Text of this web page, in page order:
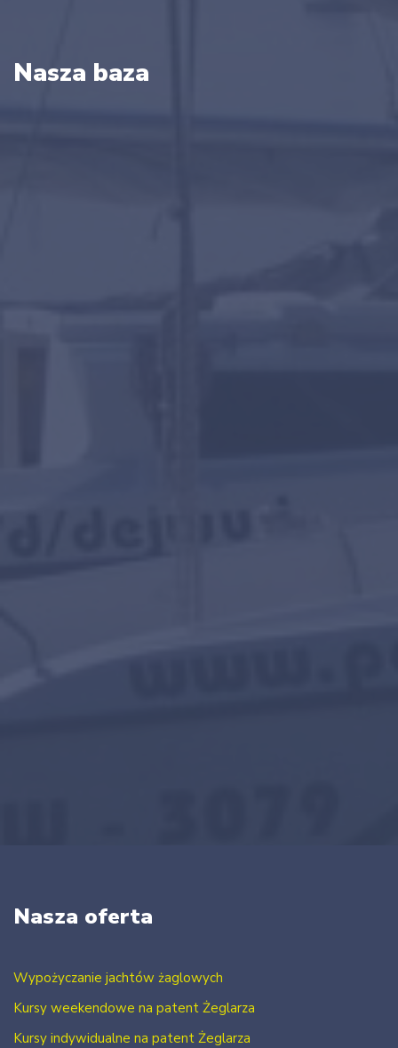
Nasza baza
Nasza oferta
Wypożyczanie jachtów żaglowych
Kursy weekendowe na patent Żeglarza
Kursy indywidualne na patent Żeglarza